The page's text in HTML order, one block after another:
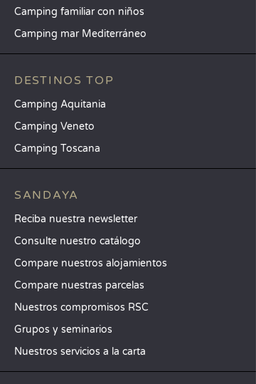
Camping familiar con niños
Camping mar Mediterráneo
DESTINOS TOP
Camping Aquitania
Camping Veneto
Camping Toscana
SANDAYA
Reciba nuestra newsletter
Consulte nuestro catálogo
Compare nuestros alojamientos
Compare nuestras parcelas
Nuestros compromisos RSC
Grupos y seminarios
Nuestros servicios a la carta